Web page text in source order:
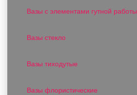
Вазы с элементами гутной работы
Вазы стекло
Вазы тиходутые
Вазы флористические